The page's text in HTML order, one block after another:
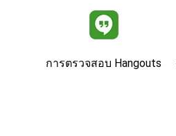
การตรวจสอบ Hangouts